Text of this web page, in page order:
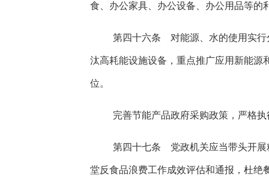
食、办公家具、办公设备、办公用品等的
第四十六条 对能源、水的使用实行
汰高耗能设施设备，重点推广应用新能源
位。
完善节能产品政府采购政策，严格
第四十七条 党政机关应当带头开展
堂反食品浪费工作成效评估和通报，杜绝